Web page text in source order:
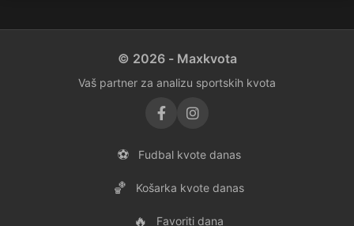
© 2026 - Maxkvota
Vaš partner za analizu sportskih kvota
⚽ Fudbal kvote danas
🏀 Košarka kvote danas
🔥 Favoriti dana